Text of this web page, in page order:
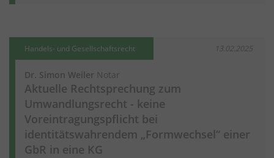
Handels- und Gesellschaftsrecht 13.02.2025
Dr. Simon Weiler Notar
Aktuelle Rechtsprechung zum
Umwandlungsrecht - keine
Voreintragungspflicht bei
identitätswahrendem „Formwechsel“ einer
GbR in eine KG